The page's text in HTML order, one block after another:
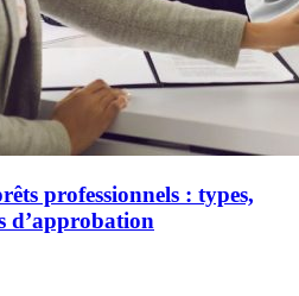
professionnels : types,
d’approbation